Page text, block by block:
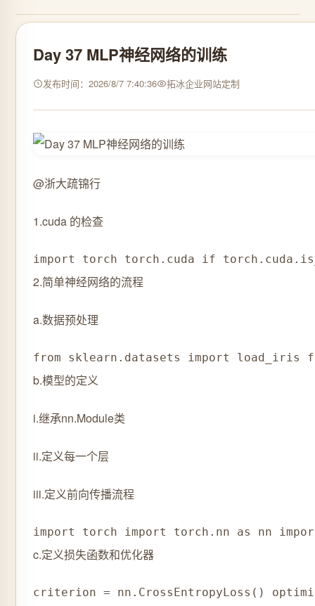
Day 37 MLP神经网络的训练
发布时间：2026/8/7 7:40:36 拓冰企业网站定制
@浙大疏锦行
1.cuda 的检查
import torch torch.cuda if
2.简单神经网络的流程
a.数据预处理
from sklearn.datasets import load_iris
b.模型的定义
i.继承nn.Module类
ii.定义每一个层
iii.定义前向传播流程
import torch import torch.nn as nn
c.定义损失函数和优化器
criterion = nn.CrossEntropyLoss()